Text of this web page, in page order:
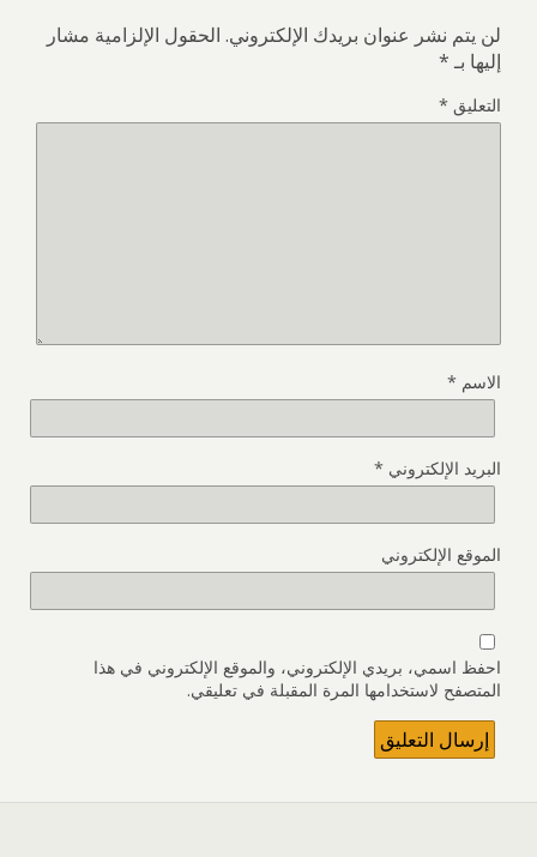
لن يتم نشر عنوان بريدك الإلكتروني. الحقول الإلزامية مشار
إليها بـ*
التعليق *
الاسم *
البريد الإلكتروني *
الموقع الإلكتروني
احفظ اسمي، بريدي الإلكتروني، والموقع الإلكتروني في هذا
المتصفح لاستخدامها المرة المقبلة في تعليقي.